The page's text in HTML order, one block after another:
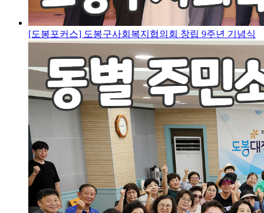
[도봉포커스] 도봉구사회복지협의회 창립 9주년 기념식